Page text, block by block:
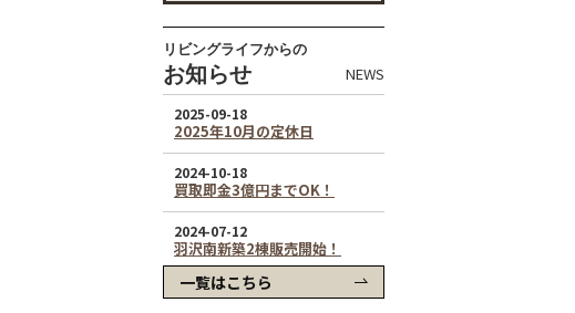
リビングライフからの
お知らせ NEWS
一覧はこちら